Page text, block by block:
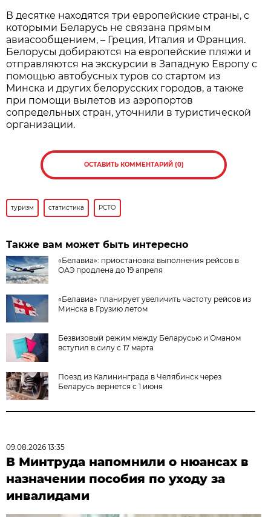
В десятке находятся три европейские страны, с
которыми Беларусь не связана прямым
авиасообщением, – Греция, Италия и Франция.
Белорусы добираются на европейские пляжи и
отправляются на экскурсии в Западную Европу с
помощью автобусных туров со стартом из
Минска и других белорусских городов, а также
при помощи вылетов из аэропортов
сопредельных стран, уточнили в туристической
организации.
ОСТАВИТЬ КОММЕНТАРИЙ (0)
туризм статистика РСТО
Также вам может быть интересно
«Белавиа»: приостановка выполнения рейсов в
ОАЭ продлена до 19 апреля
«Белавиа» планирует увеличить частоту рейсов из
Минска в Грузию летом
Безвизовый режим между Беларусью и Оманом
вступил в силу с 17 марта
Поезд из Калининграда в Челябинск через
Беларусь вернется с 1 июня
09.08.2026 13:35
В Минтруда напомнили о нюансах в
назначении пособия по уходу за
инвалидами